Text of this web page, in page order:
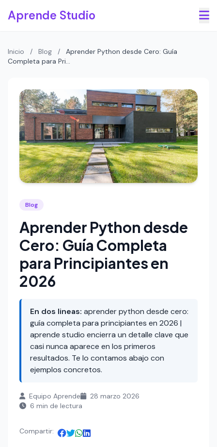
Aprende Studio
Inicio / Blog /
Aprender Python desde Cero: Guía
Completa para Pri...
Blog
Aprender Python desde
Cero: Guía Completa
para Principiantes en
2026
En dos lineas: aprender python desde cero:
guía completa para principiantes en 2026 |
aprende studio encierra un detalle clave que
casi nunca aparece en los primeros
resultados. Te lo contamos abajo con
ejemplos concretos.
Equipo Aprende
28 marzo 2026
6 min de lectura
Compartir: